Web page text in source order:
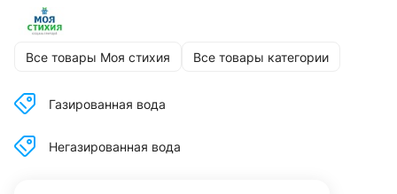
Все товары Моя стихия Все товары категории
Газированная вода
Негазированная вода